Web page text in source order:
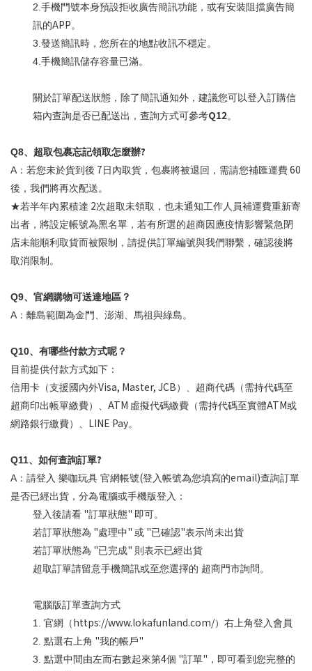
2. 手機門號本身預設拒收廣告簡訊功能，或有安裝阻擋廣告簡
訊的APP。
3. 發送簡訊時，您所在的地點收訊不穩定。
4. 手機簡訊儲存容量已滿。
關於訂單配送狀態，除了簡訊通知外，建議您可以登入訂購信
箱內查詢是否已配送出，查詢方式可參考Q12。
Q8、超取包裹忘記領取怎麼辦?
A ：若您未於貨到後 7日內取貨，包裹將被退回，需請您補匯運費60
後，我們將再次配送。
★若半年內累積達 2次超取未領取，也未通知工作人員補運費重新寄
出者，將設定帳號為黑名單，若有所選的超商因應疫情影響緊急閉
店未能順利取貨而被限制，請提供訂單編號與我們聯繫，確認後將
取消限制。
Q9、官網購物可送達地區？
A ：離島範圍為金門、澎湖、馬祖與綠島。
Q10、有哪些付款方式呢？
目前提供付款方式如下：
信用卡（支援國內外Visa, Master, JCB）、超商代碼（需持代碼至
超商印出帳單繳費）、 ATM 虛擬代碼繳費（需持代碼至實體ATM或
網路銀行繳費）、 LINE Pay。
Q11、如何查詢訂單?
A ：請登入 樂咖玩具 官網帳號(登入帳號為您填寫的email)查詢訂單
是否已經出貨，分為電腦或手機版登入：
登入後請看 "訂單狀態" 即可。
若訂單狀態為 "處理中" 或 "已確認"表示尚未出貨
若訂單狀態為 "已完成" 則表示已經出貨
超取訂單請留意手機簡訊或至您選擇的 超商門市詢問。
電腦版訂單查詢方式
1. 官網（https://www.lokafunland.com/）右上角登入會員
2. 點選右上角 "我的帳戶"
3. 點選中間由左而右數起來第4個 "訂單" ，即可看到您完整的